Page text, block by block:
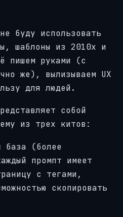
буду использовать
шаблоны из 2010х и
пишем руками (с
же), вылизываем UX
для людей.
собой
из трех китов:
база (более
промпт имеет
с тегами,
скопировать